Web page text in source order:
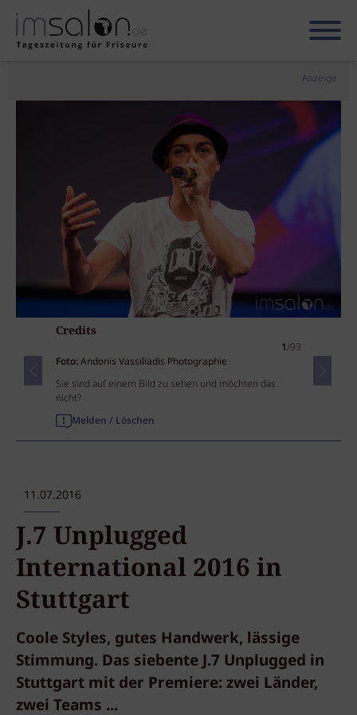
Anzeige
Credits
1/93
Foto:Andonis Vassiliadis Photographie
Sie sind auf einem Bild zu sehen und möchten das
nicht?
Melden / Löschen
11.07.2016
J.7 Unplugged
International 2016 in
Stuttgart
Coole Styles, gutes Handwerk, lässige
Stimmung. Das siebente J.7 Unplugged in
Stuttgart mit der Premiere: zwei Länder,
zwei Teams ...